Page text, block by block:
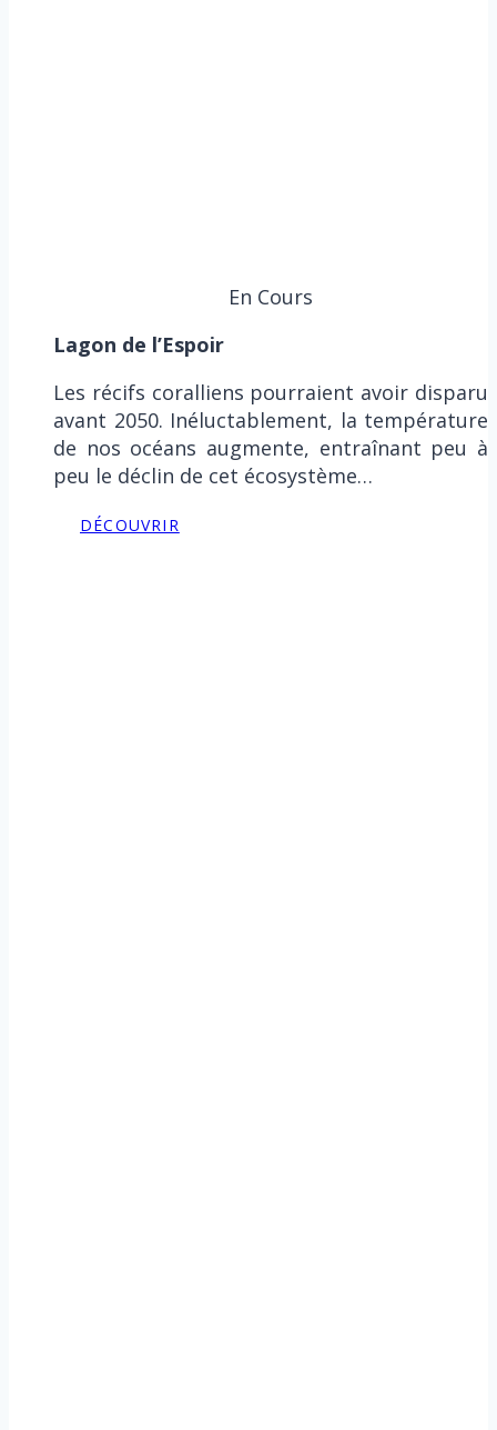
En Cours
Lagon de l’Espoir
Les récifs coralliens pourraient avoir disparu
avant 2050. Inéluctablement, la température
de nos océans augmente, entraînant peu à
peu le déclin de cet écosystème…
DÉCOUVRIR